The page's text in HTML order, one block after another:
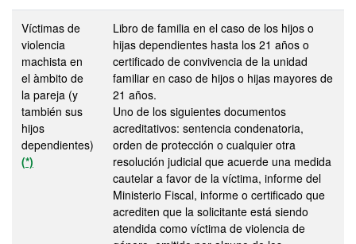
Víctimas de
violencia
machista en
el àmbito de
la pareja (y
también sus
hijos
dependientes)
(*)
Libro de familia en el caso de los hijos o
hijas dependientes hasta los 21 años o
certificado de convivencia de la unidad
familiar en caso de hijos o hijas mayores de
21 años.
Uno de los siguientes documentos
acreditativos: sentencia condenatoria,
orden de protección o cualquier otra
resolución judicial que acuerde una medida
cautelar a favor de la víctima, informe del
Ministerio Fiscal, informe o certificado que
acrediten que la solicitante está siendo
atendida como víctima de violencia de